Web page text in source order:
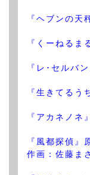
『ヘブンの天
『くーねるま
『レ･セルバ
『生きてるう
『アカネノネ
『風都探偵
作画：佐藤ま